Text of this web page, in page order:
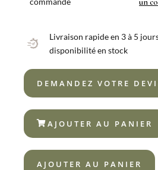
un
Livraison rapide en 3 à 5
disponibilité en stock
DEMANDEZ VOTRE
AJOUTER AU PANIER
AJOUTER AU PANIER